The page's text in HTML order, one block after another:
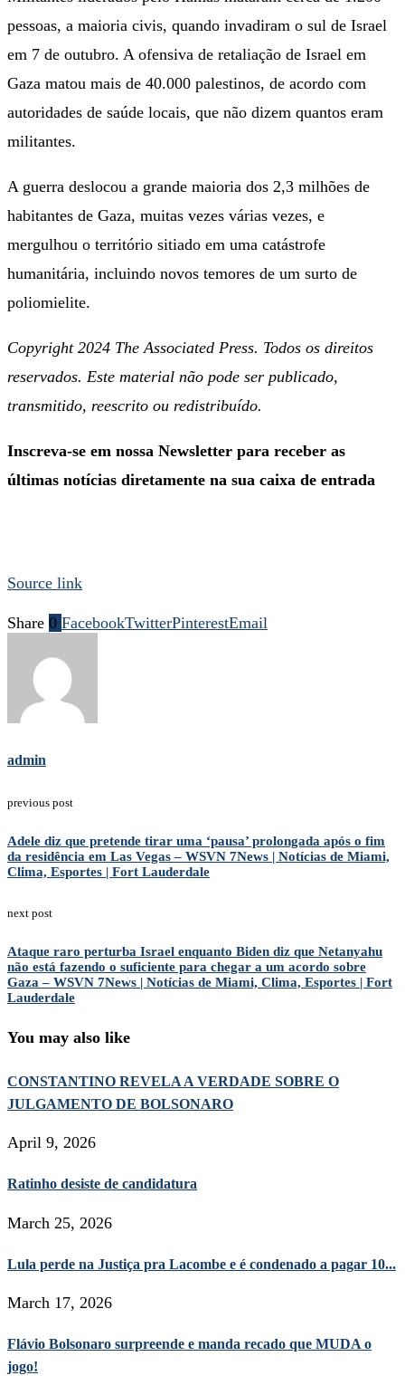
pessoas, a maioria civis, quando invadiram o sul de Israel
em 7 de outubro. A ofensiva de retaliação de Israel em
Gaza matou mais de 40.000 palestinos, de acordo com
autoridades de saúde locais, que não dizem quantos eram
militantes.
A guerra deslocou a grande maioria dos 2,3 milhões de
habitantes de Gaza, muitas vezes várias vezes, e
mergulhou o território sitiado em uma catástrofe
humanitária, incluindo novos temores de um surto de
poliomielite.
Copyright 2024 The Associated Press. Todos os direitos
reservados. Este material não pode ser publicado,
transmitido, reescrito ou redistribuído.
Inscreva-se em nossa Newsletter para receber as
últimas notícias diretamente na sua caixa de entrada
Source link
Share 0 FacebookTwitterPinterestEmail
admin
previous post
Adele diz que pretende tirar uma ‘pausa’ prolongada após o fim
da residência em Las Vegas – WSVN 7News | Notícias de Miami,
Clima, Esportes | Fort Lauderdale
next post
Ataque raro perturba Israel enquanto Biden diz que Netanyahu
não está fazendo o suficiente para chegar a um acordo sobre
Gaza – WSVN 7News | Notícias de Miami, Clima, Esportes | Fort
Lauderdale
You may also like
CONSTANTINO REVELA A VERDADE SOBRE O
JULGAMENTO DE BOLSONARO
April 9, 2026
Ratinho desiste de candidatura
March 25, 2026
Lula perde na Justiça pra Lacombe e é condenado a pagar 10...
March 17, 2026
Flávio Bolsonaro surpreende e manda recado que MUDA o
jogo!